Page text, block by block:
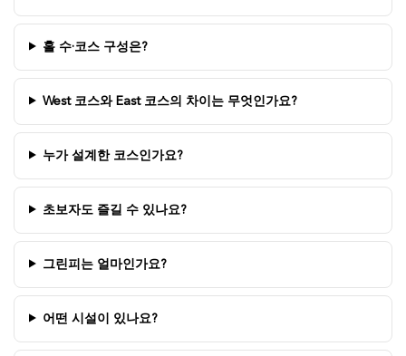
홀 수·코스 구성은?
West 코스와 East 코스의 차이는 무엇인가요?
누가 설계한 코스인가요?
초보자도 즐길 수 있나요?
그린피는 얼마인가요?
어떤 시설이 있나요?